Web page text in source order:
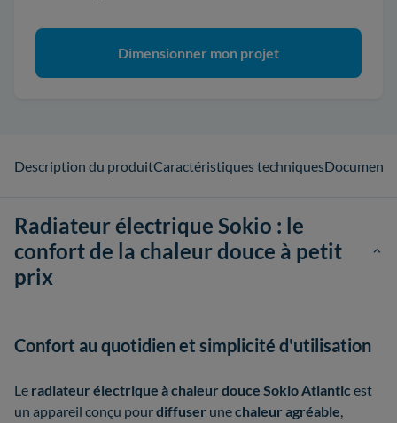
Dimensionner mon projet
Description du produitCaractéristiques techniquesDocuments
Radiateur électrique Sokio : le
confort de la chaleur douce à petit
prix
Confort au quotidien et simplicité d'utilisation
Le radiateur électrique à chaleur douce Sokio Atlantic est
un appareil conçu pourdiffuser unechaleur agréable,